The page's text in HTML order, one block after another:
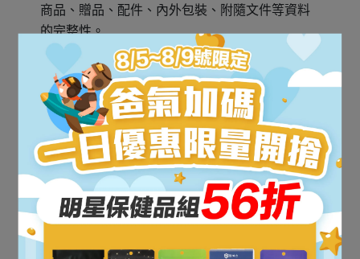
商品、贈品、配件、內外包裝、附隨文件等資料
的完整性。
宅配物流說明
1.請問有哪些配送方式?
目前提供宅配、超商取貨。
2.配合超商取貨的超商有哪些？
提供7-11超商取貨、全家便利商店取貨。
*當商品送達指定地點並於7日內未被領取者，將
將無法再使用「超商取貨」為配送方式。